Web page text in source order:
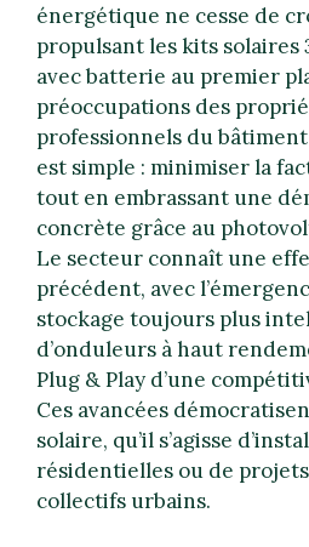
énergétique ne cesse de
propulsant les kits solaires
avec batterie au premier
préoccupations des
professionnels du
est simple : minimiser la
tout en embrassant une
concrète grâce au
Le secteur connaît une
précédent, avec
stockage toujours plus
d’onduleurs à haut
Plug & Play d’une
Ces avancées
solaire, qu’il s’agisse
résidentielles ou de
collectifs urbains.